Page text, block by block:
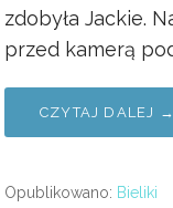
zdobyła Jackie.
przed kamerą
CZYTAJ DALEJ →
Opublikowano: Bieliki